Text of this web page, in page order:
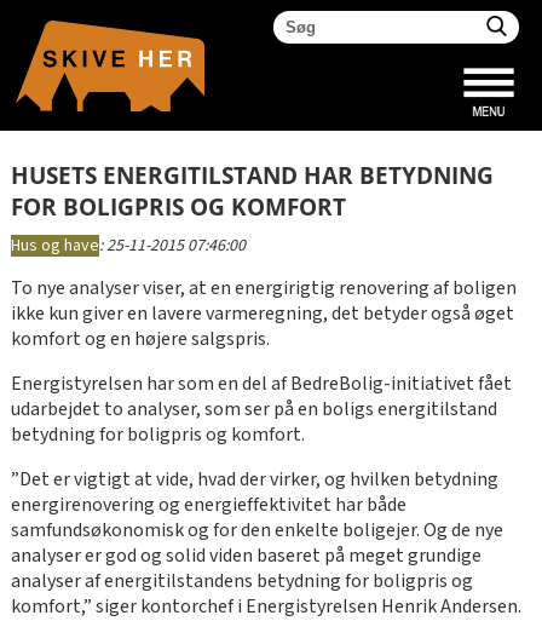
HUSETS ENERGITILSTAND HAR BETYDNING
FOR BOLIGPRIS OG KOMFORT
Hus og have:25-11-2015 07:46:00
To nye analyser viser, at en energirigtig renovering af boligen
ikke kun giver en lavere varmeregning, det betyder også øget
komfort og en højere salgspris.
Energistyrelsen har som en del af BedreBolig-initiativet fået
udarbejdet to analyser, som ser på en boligs energitilstand
betydning for boligpris og komfort.
”Det er vigtigt at vide, hvad der virker, og hvilken betydning
energirenovering og energieffektivitet har både
samfundsøkonomisk og for den enkelte boligejer. Og de nye
analyser er god og solid viden baseret på meget grundige
analyser af energitilstandens betydning for boligpris og
komfort,” siger kontorchef i Energistyrelsen Henrik Andersen.